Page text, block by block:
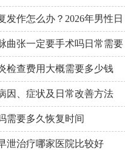
发作怎么办？2026年男性日
曲张一定要手术吗日常需要
检查费用大概需要多少钱
因、症状及日常改善方法
需要多久恢复时间
泄治疗哪家医院比较好